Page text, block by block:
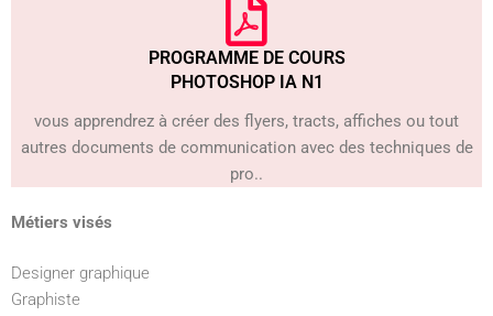
PROGRAMME DE COURS
PHOTOSHOP IA N1
vous apprendrez à créer des flyers, tracts, affiches ou tout
autres documents de communication avec des techniques de
pro..
Métiers visés
Designer graphique
Graphiste